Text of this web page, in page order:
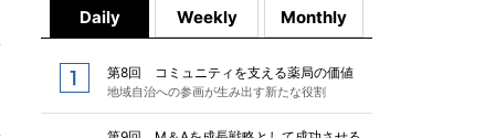
Daily Weekly Monthly
第8回 コミュニティを支える薬局の価値
地域自治への参画が生み出す新たな役割